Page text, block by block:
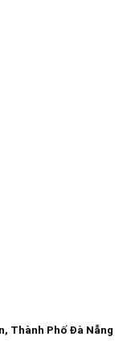
Thành Phố Đà Nẵng